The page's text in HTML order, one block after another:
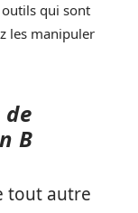
outils qui sont
les manipuler
B
tout autre